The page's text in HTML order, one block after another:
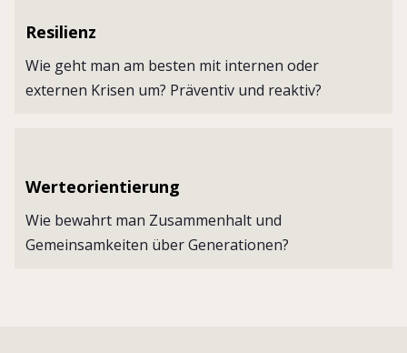
Resilienz
Wie geht man am besten mit internen oder
externen Krisen um? Präventiv und reaktiv?
Werteorientierung
Wie bewahrt man Zusammenhalt und
Gemeinsamkeiten über Generationen?